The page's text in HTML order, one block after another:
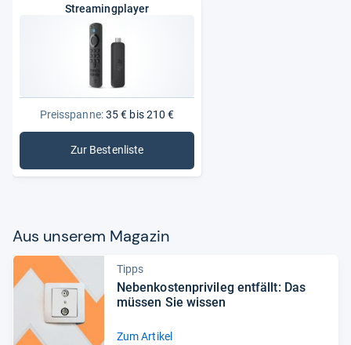
Streamingplayer
Preisspanne:35 € bis 210 €
Zur Bestenliste: Streamingplayer
Aus unse­rem Maga­zin
Tipps
Neben­kos­ten­pri­vi­leg ent­fällt: Das
müs­sen Sie wis­sen
Zum Artikel